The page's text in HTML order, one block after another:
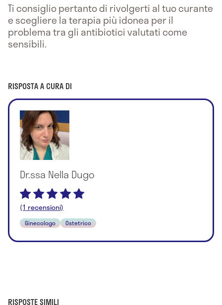
Ti consiglio pertanto di rivolgerti al tuo curante
e scegliere la terapia più idonea per il
problema tra gli antibiotici valutati come
sensibili.
RISPOSTA A CURA DI
Dr.ssa Nella Dugo
(1 recensioni)
Ginecologo Ostetrico
RISPOSTE SIMILI